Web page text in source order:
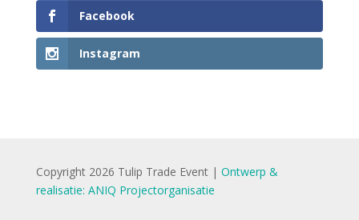
Facebook
Instagram
Copyright 2026 Tulip Trade Event | Ontwerp &
realisatie: ANIQ Projectorganisatie